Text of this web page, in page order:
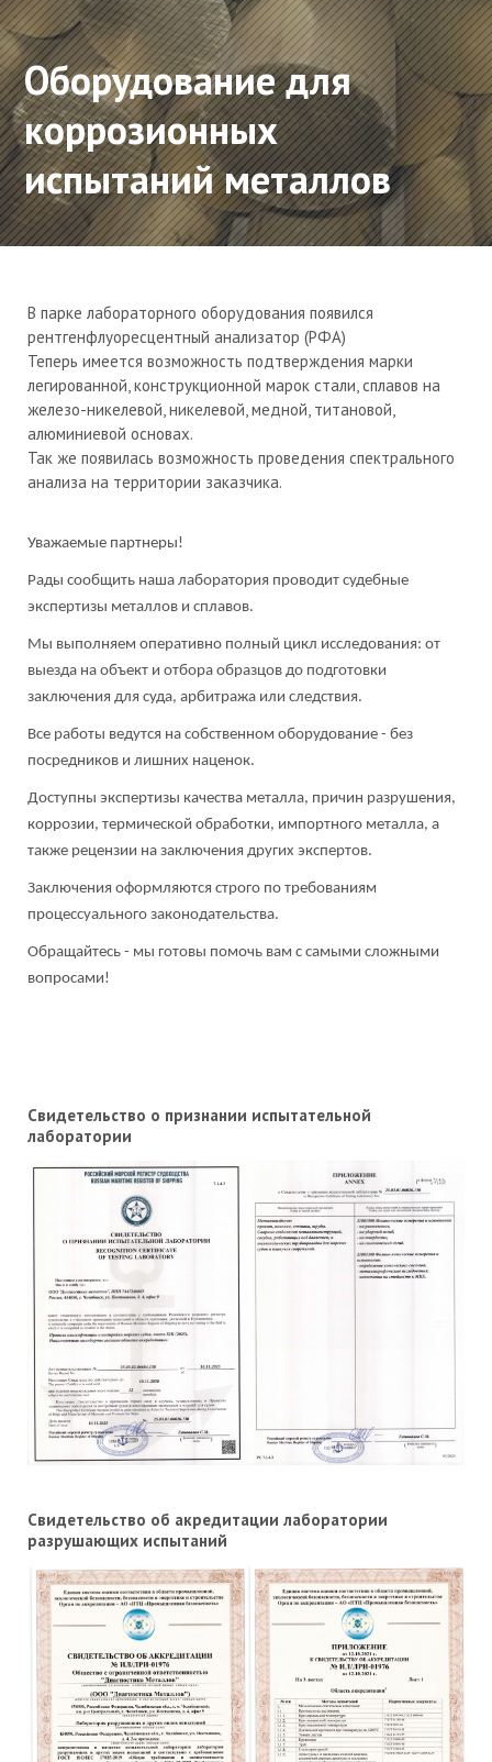
Оборудование для
коррозионных
испытаний металлов
В парке лабораторного оборудования появился
рентгенфлуоресцентный анализатор (РФА)
Теперь имеется возможность подтверждения марки
легированной, конструкционной марок стали, сплавов на
железо-никелевой, никелевой, медной, титановой,
алюминиевой основах.
Так же появилась возможность проведения спектрального
анализа на территории заказчика.
Уважаемые партнеры!
Рады сообщить наша лаборатория проводит судебные
экспертизы металлов и сплавов.
Мы выполняем оперативно полный цикл исследования: от
выезда на объект и отбора образцов до подготовки
заключения для суда, арбитража или следствия.
Все работы ведутся на собственном оборудование - без
посредников и лишних наценок.
Доступны экспертизы качества металла, причин разрушения,
коррозии, термической обработки, импортного металла, а
также рецензии на заключения других экспертов.
Заключения оформляются строго по требованиям
процессуального законодательства.
Обращайтесь - мы готовы помочь вам с самыми сложными
вопросами!
Свидетельство о признании испытательной
лаборатории
Свидетельство об акредитации лаборатории
разрушающих испытаний